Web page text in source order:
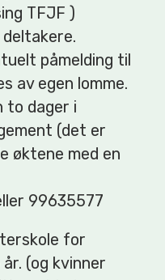
TFJF )
påmelding til
av egen lomme.
to dager i
(det er
øktene med en
99635577
for
(og kvinner